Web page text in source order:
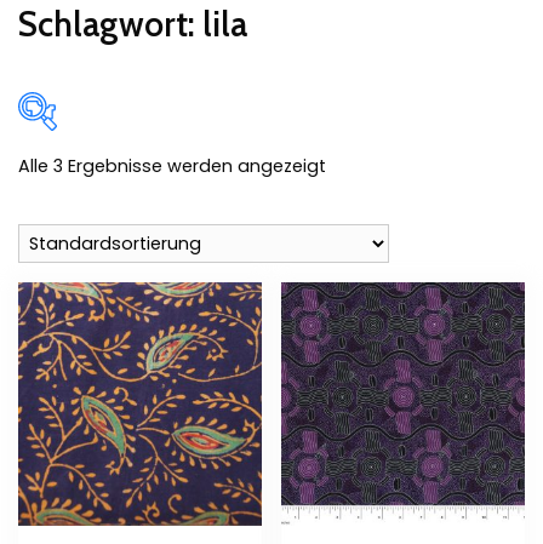
Schlagwort: lila
Zum Verkauf(0)
Produkt-Kategorien
Produkt Schlagwörter
Alle 3 Ergebnisse werden angezeigt